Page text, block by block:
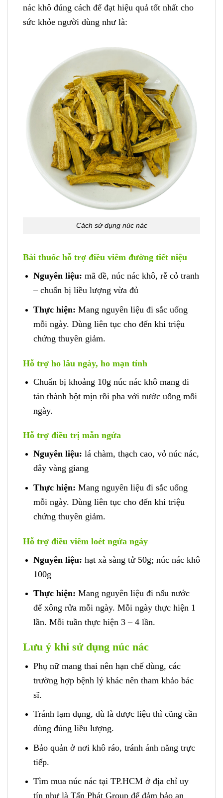
nác khô đúng cách để đạt hiệu quả tốt nhất cho
sức khỏe người dùng như là:
Cách sử dụng núc nác
Bài thuốc hỗ trợ điều viêm đường tiết niệu
Nguyên liệu: mã đề, núc nác khô, rễ cỏ tranh
– chuẩn bị liều lượng vừa đủ
Thực hiện: Mang nguyên liệu đi sắc uống
mỗi ngày. Dùng liên tục cho đến khi triệu
chứng thuyên giảm.
Hỗ trợ ho lâu ngày, ho mạn tính
Chuẩn bị khoảng 10g núc nác khô mang đi
tán thành bột mịn rồi pha với nước uống mỗi
ngày.
Hỗ trợ điều trị mẫn ngứa
Nguyên liệu: lá chàm, thạch cao, vỏ núc nác,
dây vàng giang
Thực hiện: Mang nguyên liệu đi sắc uống
mỗi ngày. Dùng liên tục cho đến khi triệu
chứng thuyên giảm.
Hỗ trợ điều viêm loét ngứa ngáy
Nguyên liệu: hạt xà sàng tử 50g; núc nác khô
100g
Thực hiện: Mang nguyên liệu đi nấu nước
để xông rửa mỗi ngày. Mỗi ngày thực hiện 1
lần. Mỗi tuần thực hiện 3 – 4 lần.
Lưu ý khi sử dụng núc nác
Phụ nữ mang thai nên hạn chế dùng, các
trường hợp bệnh lý khác nên tham khảo bác
sĩ.
Tránh lạm dụng, dù là dược liệu thì cũng cần
dùng đúng liều lượng.
Bảo quản ở nơi khô ráo, tránh ánh năng trực
tiếp.
Tìm mua núc nác tại TP.HCM ở địa chỉ uy
tín như là Tấn Phát Group để đảm bảo an